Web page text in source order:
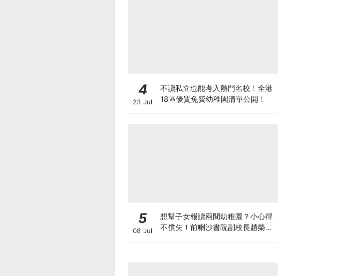
4
23 Jul
不讀私立也能考入熱門名校！全港
18區優質免費幼稚園清單公開！
5
08 Jul
想幫子女報讀兩間幼稚園？小心得
不償失！前喇沙書院副校長趙榮